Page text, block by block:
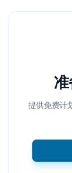
提供免费计